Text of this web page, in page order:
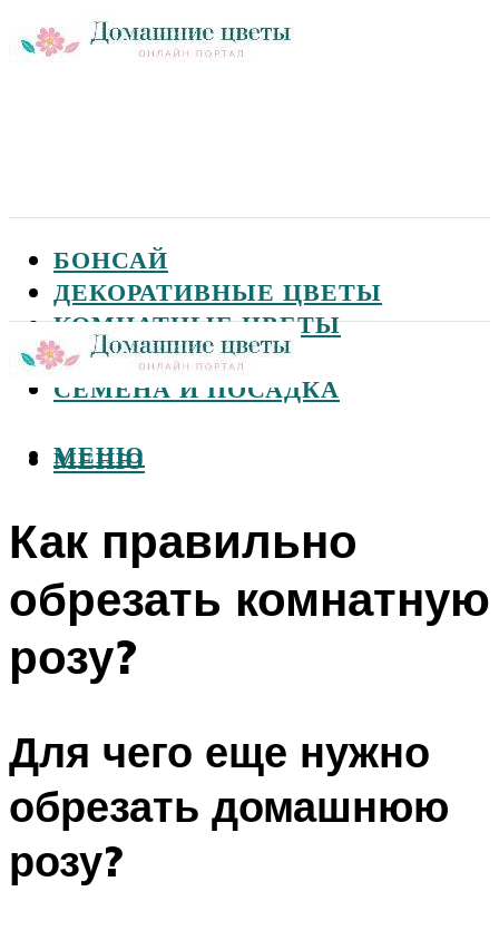
БОНСАЙ
ДЕКОРАТИВНЫЕ ЦВЕТЫ
КОМНАТНЫЕ ЦВЕТЫ
САДОВЫЕ ЦВЕТЫ
СЕМЕНА И ПОСАДКА
МЕНЮ
МЕНЮ
Как правильно
обрезать комнатную
розу?
Для чего еще нужно
обрезать домашнюю
розу?